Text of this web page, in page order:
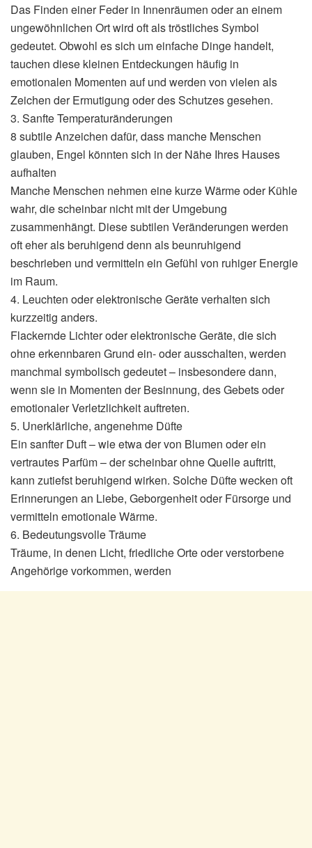
Das Finden einer Feder in Innenräumen oder an einem
ungewöhnlichen Ort wird oft als tröstliches Symbol
gedeutet. Obwohl es sich um einfache Dinge handelt,
tauchen diese kleinen Entdeckungen häufig in
emotionalen Momenten auf und werden von vielen als
Zeichen der Ermutigung oder des Schutzes gesehen.
3. Sanfte Temperaturänderungen
8 subtile Anzeichen dafür, dass manche Menschen
glauben, Engel könnten sich in der Nähe Ihres Hauses
aufhalten
Manche Menschen nehmen eine kurze Wärme oder Kühle
wahr, die scheinbar nicht mit der Umgebung
zusammenhängt. Diese subtilen Veränderungen werden
oft eher als beruhigend denn als beunruhigend
beschrieben und vermitteln ein Gefühl von ruhiger Energie
im Raum.
4. Leuchten oder elektronische Geräte verhalten sich
kurzzeitig anders.
Flackernde Lichter oder elektronische Geräte, die sich
ohne erkennbaren Grund ein- oder ausschalten, werden
manchmal symbolisch gedeutet – insbesondere dann,
wenn sie in Momenten der Besinnung, des Gebets oder
emotionaler Verletzlichkeit auftreten.
5. Unerklärliche, angenehme Düfte
Ein sanfter Duft – wie etwa der von Blumen oder ein
vertrautes Parfüm – der scheinbar ohne Quelle auftritt,
kann zutiefst beruhigend wirken. Solche Düfte wecken oft
Erinnerungen an Liebe, Geborgenheit oder Fürsorge und
vermitteln emotionale Wärme.
6. Bedeutungsvolle Träume
Träume, in denen Licht, friedliche Orte oder verstorbene
Angehörige vorkommen, werden